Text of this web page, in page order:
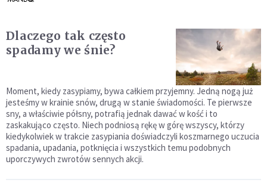
Dlaczego tak często
spadamy we śnie?
Moment, kiedy zasypiamy, bywa całkiem przyjemny. Jedną nogą już
jesteśmy w krainie snów, drugą w stanie świadomości. Te pierwsze
sny, a właściwie półsny, potrafią jednak dawać w kość i to
zaskakująco często. Niech podniosą rękę w górę wszyscy, którzy
kiedykolwiek w trakcie zasypiania doświadczyli koszmarnego uczucia
spadania, upadania, potknięcia i wszystkich temu podobnych
uporczywych zwrotów sennych akcji.